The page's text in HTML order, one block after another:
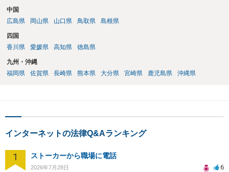
中国
広島県
岡山県 山口県 鳥取県 島根県
四国
香川県
愛媛県 高知県 徳島県
九州・沖縄
福岡県
佐賀県 長崎県 熊本県 大分県 宮崎県 鹿児島県 沖縄県
インターネットの法律Q&Aランキング
1 ストーカーから職場に電話
2026年7月28日 6